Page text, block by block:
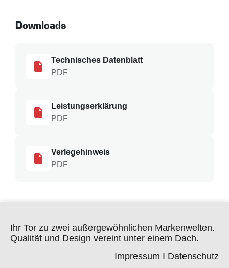
Downloads
Technisches Datenblatt
PDF
Leistungserklärung
PDF
Verlegehinweis
PDF
Ihr Tor zu zwei außergewöhnlichen Markenwelten.
Qualität und Design vereint unter einem Dach.
Impressum I Datenschutz